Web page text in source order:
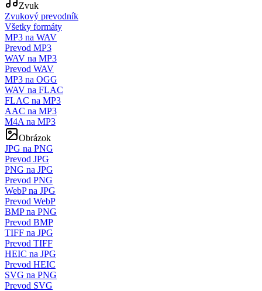
Zvuk
Zvukový prevodník
Všetky formáty
MP3 na WAV
Prevod MP3
WAV na MP3
Prevod WAV
MP3 na OGG
WAV na FLAC
FLAC na MP3
AAC na MP3
M4A na MP3
Obrázok
JPG na PNG
Prevod JPG
PNG na JPG
Prevod PNG
WebP na JPG
Prevod WebP
BMP na PNG
Prevod BMP
TIFF na JPG
Prevod TIFF
HEIC na JPG
Prevod HEIC
SVG na PNG
Prevod SVG